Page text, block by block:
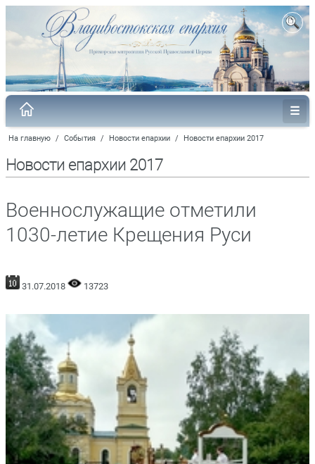
На главную / События / Новости епархии / Новости епархии 2017
Новости епархии 2017
Военнослужащие отметили
1030-летие Крещения Руси
31.07.2018 13723